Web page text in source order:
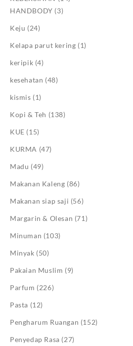
HANDBODY (3)
Keju (24)
Kelapa parut kering (1)
keripik (4)
kesehatan (48)
kismis (1)
Kopi & Teh (138)
KUE (15)
KURMA (47)
Madu (49)
Makanan Kaleng (86)
Makanan siap saji (56)
Margarin & Olesan (71)
Minuman (103)
Minyak (50)
Pakaian Muslim (9)
Parfum (226)
Pasta (12)
Pengharum Ruangan (152)
Penyedap Rasa (27)